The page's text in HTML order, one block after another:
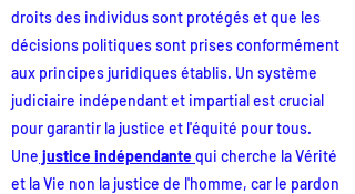
droits des individus sont protégés et que les
décisions politiques sont prises conformément
aux principes juridiques établis. Un système
judiciaire indépendant et impartial est crucial
pour garantir la justice et l'équité pour tous.
Une justice indépendantequi cherche la Vérité
et la Vie non la justice de l'homme, car le pardon